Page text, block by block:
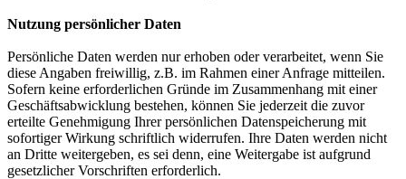
Nutzung persönlicher Daten
Persönliche Daten werden nur erhoben oder verarbeitet, wenn Sie
diese Angaben freiwillig, z.B. im Rahmen einer Anfrage mitteilen.
Sofern keine erforderlichen Gründe im Zusammenhang mit einer
Geschäftsabwicklung bestehen, können Sie jederzeit die zuvor
erteilte Genehmigung Ihrer persönlichen Datenspeicherung mit
sofortiger Wirkung schriftlich widerrufen. Ihre Daten werden nicht
an Dritte weitergeben, es sei denn, eine Weitergabe ist aufgrund
gesetzlicher Vorschriften erforderlich.